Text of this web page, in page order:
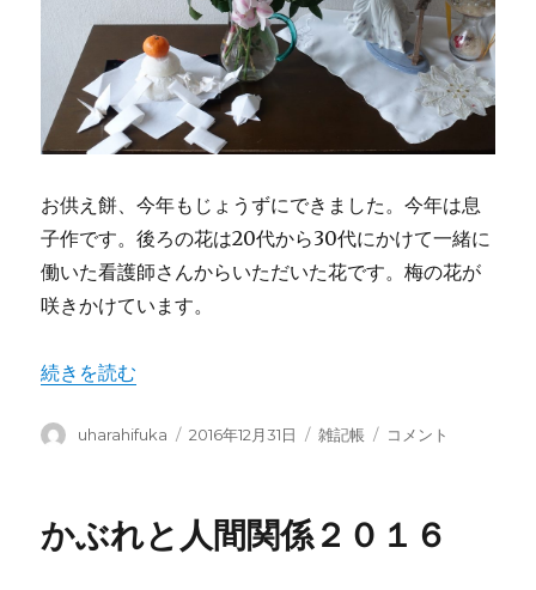
お供え餅、今年もじょうずにできました。今年は息
子作です。後ろの花は20代から30代にかけて一緒に
働いた看護師さんからいただいた花です。梅の花が
咲きかけています。
“2016年 大晦日” の
続きを読む
投
uharahifuka
投
2016年12月31日
カ
ー
雑記帳
2016
日
コメント
かぶれと人間関係２０１６